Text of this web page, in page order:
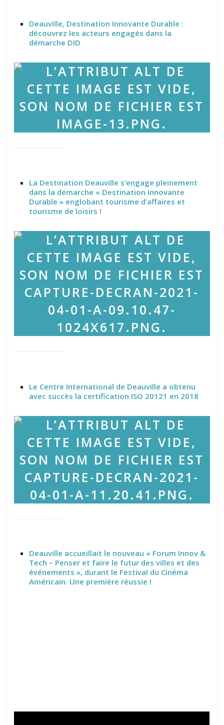
Deauville, Destination Innovante Durable :
découvrez les acteurs engagés dans la
démarche DID
La Destination Deauville s’engage pleinement
dans la démarche « Destination Innovante
Durable » englobant tourisme d’affaires et
tourisme de loisirs !
Le Centre International de Deauville a obtenu
avec succès la certification ISO 20121 en 2018
Deauville accueillait le nouveau « Forum Innov &
Tech – Penser et faire le futur des villes et des
événements », durant le Festival du Cinéma
Américain. Une première réussie !